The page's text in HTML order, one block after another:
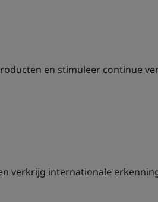
en stimuleer continue
verkrijg internationale